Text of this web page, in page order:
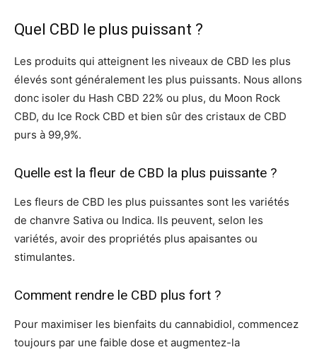
Quel CBD le plus puissant ?
Les produits qui atteignent les niveaux de CBD les plus
élevés sont généralement les plus puissants. Nous allons
donc isoler du Hash CBD 22% ou plus, du Moon Rock
CBD, du Ice Rock CBD et bien sûr des cristaux de CBD
purs à 99,9%.
Quelle est la fleur de CBD la plus puissante ?
Les fleurs de CBD les plus puissantes sont les variétés
de chanvre Sativa ou Indica. Ils peuvent, selon les
variétés, avoir des propriétés plus apaisantes ou
stimulantes.
Comment rendre le CBD plus fort ?
Pour maximiser les bienfaits du cannabidiol, commencez
toujours par une faible dose et augmentez-la